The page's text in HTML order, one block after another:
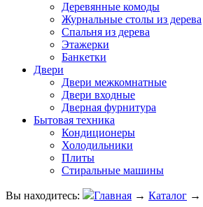
Деревянные комоды
Журнальные столы из дерева
Спальня из дерева
Этажерки
Банкетки
Двери
Двери межкомнатные
Двери входные
Дверная фурнитура
Бытовая техника
Кондиционеры
Холодильники
Плиты
Стиральные машины
Вы находитесь: Главная → Каталог →